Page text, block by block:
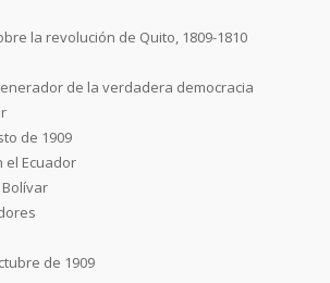
la revolución de Quito, 1809-1810
de la verdadera democracia
de 1909
el Ecuador
Bolívar
de 1909